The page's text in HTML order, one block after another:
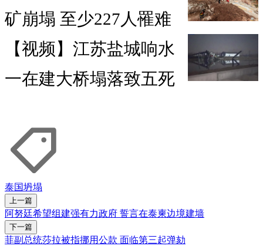
矿崩塌 至少227人罹难
【视频】江苏盐城响水
一在建大桥塌落致五死
泰国坍塌
上一篇
阿努廷希望组建强有力政府 誓言在泰柬边境建墙
下一篇
菲副总统莎拉被指挪用公款 面临第三起弹劾